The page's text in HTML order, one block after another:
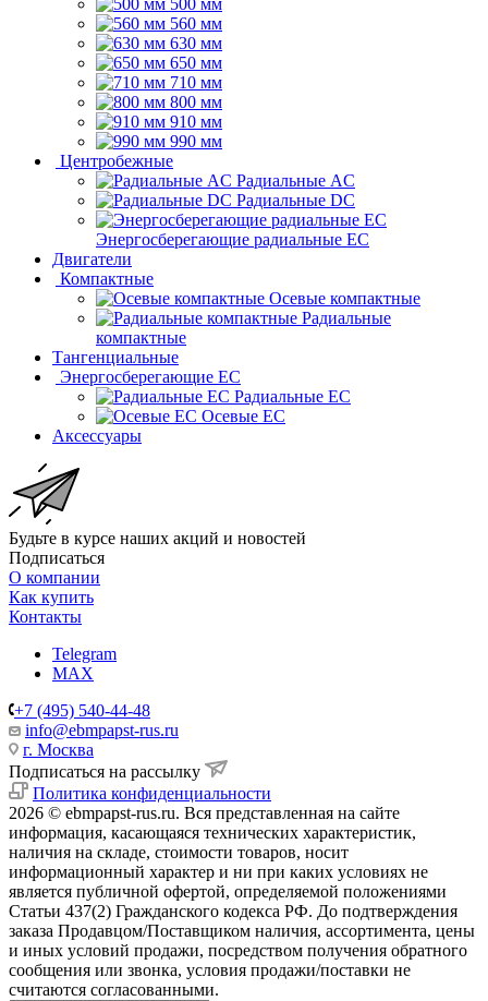
500 мм
560 мм
630 мм
650 мм
710 мм
800 мм
910 мм
990 мм
Центробежные
Радиальные AC
Радиальные DC
Энергосберегающие радиальные EC
Двигатели
Компактные
Осевые компактные
Радиальные
компактные
Тангенциальные
Энергосберегающие EC
Радиальные EC
Осевые EC
Аксессуары
Будьте в курсе наших акций и новостей
Подписаться
О компании
Как купить
Контакты
Telegram
MAX
+7 (495) 540-44-48
info@ebmpapst-rus.ru
г. Москва
Подписаться на рассылку
Политика конфиденциальности
2026 © ebmpapst-rus.ru. Вся представленная на сайте
информация, касающаяся технических характеристик,
наличия на складе, стоимости товаров, носит
информационный характер и ни при каких условиях не
является публичной офертой, определяемой положениями
Статьи 437(2) Гражданского кодекса РФ. До подтверждения
заказа Продавцом/Поставщиком наличия, ассортимента, цены
и иных условий продажи, посредством получения обратного
сообщения или звонка, условия продажи/поставки не
считаются согласованными.